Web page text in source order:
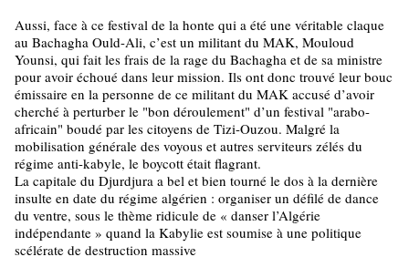
Aussi, face à ce festival de la honte qui a été une véritable claque
au Bachagha Ould-Ali, c’est un militant du MAK, Mouloud
Younsi, qui fait les frais de la rage du Bachagha et de sa ministre
pour avoir échoué dans leur mission. Ils ont donc trouvé leur bouc
émissaire en la personne de ce militant du MAK accusé d’avoir
cherché à perturber le "bon déroulement" d’un festival "arabo-
africain" boudé par les citoyens de Tizi-Ouzou. Malgré la
mobilisation générale des voyous et autres serviteurs zélés du
régime anti-kabyle, le boycott était flagrant.
La capitale du Djurdjura a bel et bien tourné le dos à la dernière
insulte en date du régime algérien : organiser un défilé de dance
du ventre, sous le thème ridicule de « danser l’Algérie
indépendante » quand la Kabylie est soumise à une politique
scélérate de destruction massive